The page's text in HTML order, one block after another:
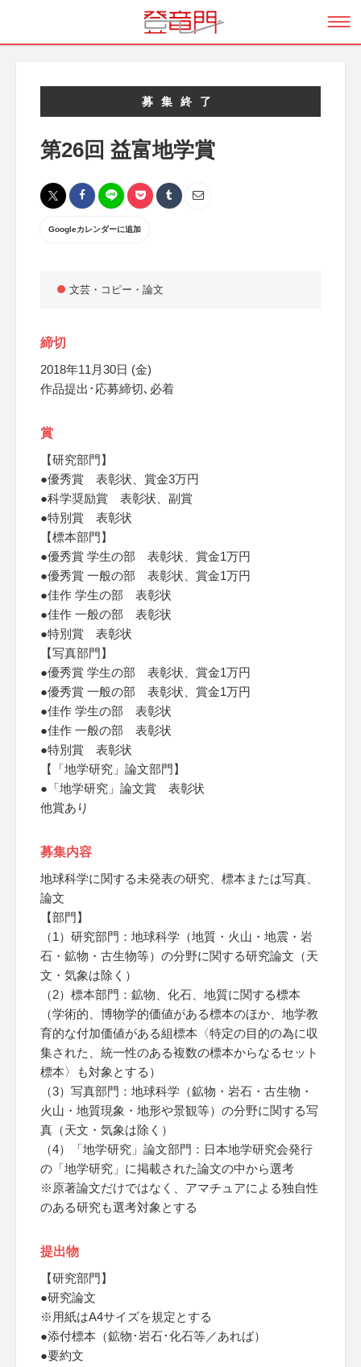
募集終了
第26回 益富地学賞
Googleカレンダーに追加
文芸・コピー・論文
締切
2018年11月30日 (金)
作品提出･応募締切､必着
賞
【研究部門】
●優秀賞 表彰状、賞金3万円
●科学奨励賞 表彰状、副賞
●特別賞 表彰状
【標本部門】
●優秀賞 学生の部 表彰状、賞金1万円
●優秀賞 一般の部 表彰状、賞金1万円
●佳作 学生の部 表彰状
●佳作 一般の部 表彰状
●特別賞 表彰状
【写真部門】
●優秀賞 学生の部 表彰状、賞金1万円
●優秀賞 一般の部 表彰状、賞金1万円
●佳作 学生の部 表彰状
●佳作 一般の部 表彰状
●特別賞 表彰状
【「地学研究」論文部門】
●「地学研究」論文賞 表彰状
他賞あり
募集内容
地球科学に関する未発表の研究、標本または写真、
論文
【部門】
（1）研究部門：地球科学（地質・火山・地震・岩
石・鉱物・古生物等）の分野に関する研究論文（天
文・気象は除く）
（2）標本部門：鉱物、化石、地質に関する標本
（学術的、博物学的価値がある標本のほか、地学教
育的な付加価値がある組標本〈特定の目的の為に収
集された、統一性のある複数の標本からなるセット
標本〉も対象とする）
（3）写真部門：地球科学（鉱物・岩石・古生物・
火山・地質現象・地形や景観等）の分野に関する写
真（天文・気象は除く）
（4）「地学研究」論文部門：日本地学研究会発行
の「地学研究」に掲載された論文の中から選考
※原著論文だけではなく、アマチュアによる独自性
のある研究も選考対象とする
提出物
【研究部門】
●研究論文
※用紙はA4サイズを規定とする
●添付標本（鉱物･岩石･化石等／あれば）
●要約文